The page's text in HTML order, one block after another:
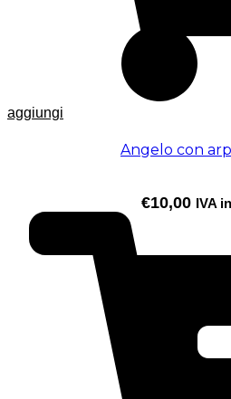
aggiungi
Angelo con
€10,00 IVA